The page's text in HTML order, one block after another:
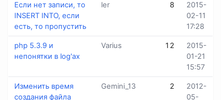
Если нет записи, то
INSERT INTO, если
есть, то пропустить
ler 8
2015-
02-11
17:28
php 5.3.9 и
непонятки в log'ax
Varius 12
2015-
01-21
15:57
Изменить время
создания файла
Gemini_13 2
2012-
05-